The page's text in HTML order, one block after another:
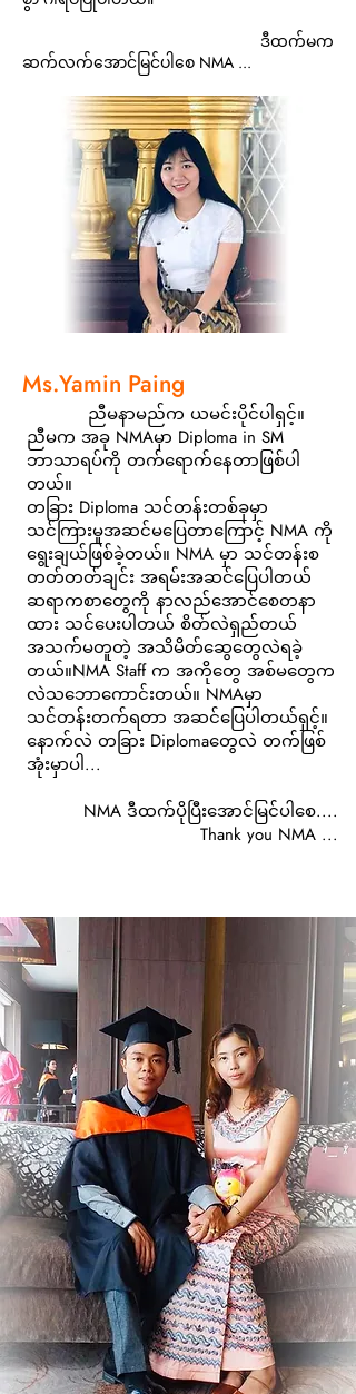
ဒီထက်မက
ဆက်လက်အောင်မြင်ပါစေ NMA ...
Ms.Yamin Paing
ညီမနာမည်က ယမင်းပိုင်ပါရှင့်။
ညီမက အခု NMAမှာ Diploma in SM
ဘာသာရပ်ကို တက်ရောက်နေတာဖြစ်ပါ
တယ်။
တခြား Diploma သင်တန်းတစ်ခုမှာ
သင်ကြားမူအဆင်မပြေတာကြောင့် NMA ကို
ရွေးချယ်ဖြစ်ခဲ့တယ်။ NMA မှာ သင်တန်းစ
တတ်တတ်ချင်း အရမ်းအဆင်ပြေပါတယ်
ဆရာကစာတွေကို နာလည်အောင်စေတနာ
ထား သင်ပေးပါတယ် စိတ်လဲရှည်တယ်
အသက်မတူတဲ့ အသိမိတ်ဆွေတွေလဲရခဲ့
တယ်။NMA Staff က အကိုတွေ အစ်မတွေက
လဲသဘောကောင်းတယ်။ NMAမှာ
သင်တန်းတက်ရတာ အဆင်ပြေပါတယ်ရှင့်။
နောက်လဲ တခြား Diplomaတွေလဲ တက်ဖြစ်
အုံးမှာပါ...
NMA ဒီထက်ပိုပြီးအောင်မြင်ပါစေ....
Thank you NMA ...